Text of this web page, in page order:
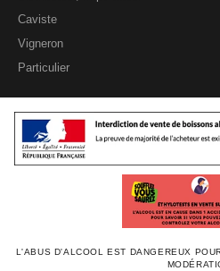
Caviste
Vigneron
Particulier
L'ABUS D'ALCOOL EST DANGEREUX